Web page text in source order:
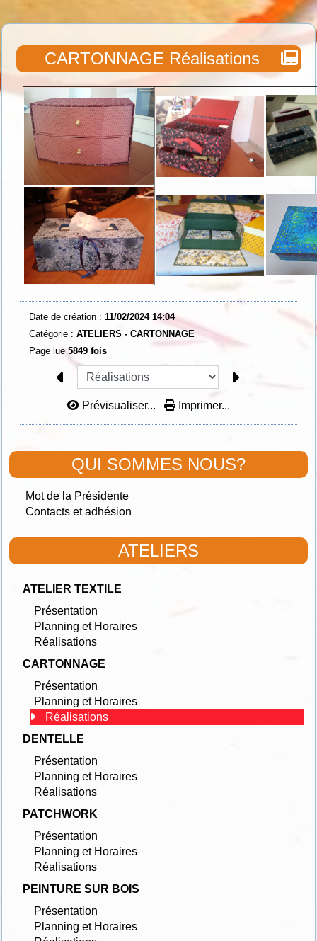
QUI SOMMES NOUS?
Mot de la Présidente
Contacts et adhésion
ATELIERS
ATELIER TEXTILE
Présentation
Planning et Horaires
Réalisations
CARTONNAGE
Présentation
Planning et Horaires
Réalisations
DENTELLE
Présentation
Planning et Horaires
Réalisations
PATCHWORK
Présentation
Planning et Horaires
Réalisations
PEINTURE SUR BOIS
Présentation
Planning et Horaires
CARTONNAGE Réalisations
Date de création : 11/02/2024 14:04
Catégorie : ATELIERS - CARTONNAGE
Page lue5849 fois
Prévisualiser... Imprimer...